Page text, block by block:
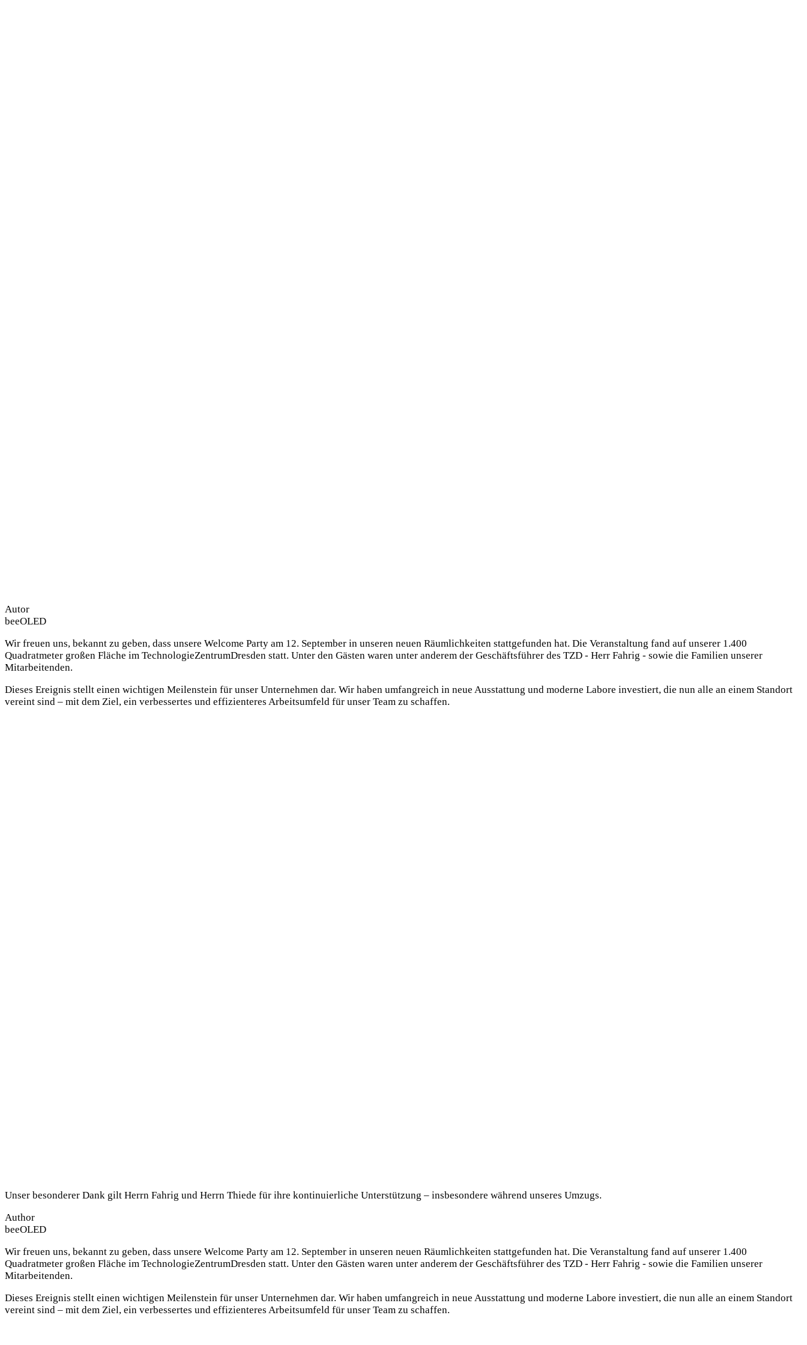
Autor
beeOLED
Wir freuen uns, bekannt zu geben, dass unsere Welcome Party am 12. September in unseren neuen Räumlichkeiten stattgefunden hat. Die Veranstaltung fand auf unserer 1.400
Quadratmeter großen Fläche im TechnologieZentrumDresden statt. Unter den Gästen waren unter anderem der Geschäftsführer des TZD - Herr Fahrig - sowie die Familien unserer
Mitarbeitenden.
Dieses Ereignis stellt einen wichtigen Meilenstein für unser Unternehmen dar. Wir haben umfangreich in neue Ausstattung und moderne Labore investiert, die nun alle an einem Standort
vereint sind – mit dem Ziel, ein verbessertes und effizienteres Arbeitsumfeld für unser Team zu schaffen.
Unser besonderer Dank gilt Herrn Fahrig und Herrn Thiede für ihre kontinuierliche Unterstützung – insbesondere während unseres Umzugs.
Author
beeOLED
Wir freuen uns, bekannt zu geben, dass unsere Welcome Party am 12. September in unseren neuen Räumlichkeiten stattgefunden hat. Die Veranstaltung fand auf unserer 1.400
Quadratmeter großen Fläche im TechnologieZentrumDresden statt. Unter den Gästen waren unter anderem der Geschäftsführer des TZD - Herr Fahrig - sowie die Familien unserer
Mitarbeitenden.
Dieses Ereignis stellt einen wichtigen Meilenstein für unser Unternehmen dar. Wir haben umfangreich in neue Ausstattung und moderne Labore investiert, die nun alle an einem Standort
vereint sind – mit dem Ziel, ein verbessertes und effizienteres Arbeitsumfeld für unser Team zu schaffen.